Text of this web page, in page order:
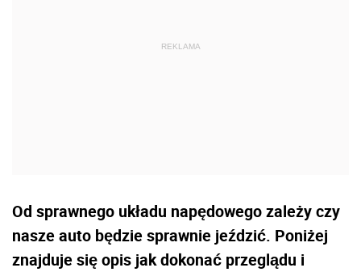
Od sprawnego układu napędowego zależy czy
nasze auto będzie sprawnie jeździć. Poniżej
znajduje się opis jak dokonać przeglądu i